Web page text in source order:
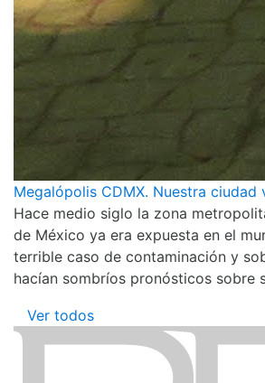
Megalópolis CDMX. Nuestra ciudad
Hace medio siglo la zona
de México ya era expuesta en el
terrible caso de contaminación y
hacían sombríos pronósticos sobre
Ver todos